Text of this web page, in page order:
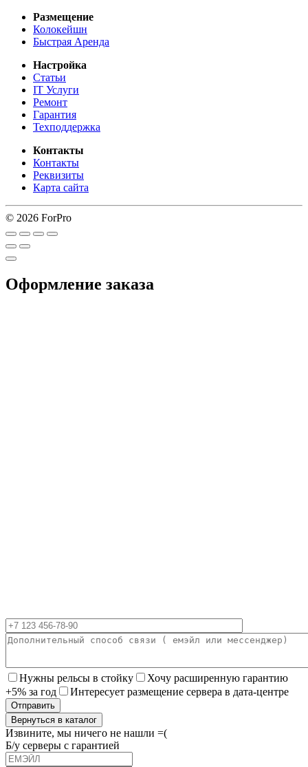
Размещение
Колокейшн
Быстрая Аренда
Настройка
Статьи
IT Услуги
Ремонт
Гарантия
Техподдержка
Контакты
Контакты
Реквизиты
Карта сайта
© 2026 ForPro
Оформление заказа
Нужны рельсы в стойку
Хочу расширенную гарантию
+5% за год
Интересует размещение сервера в дата-центре
Вернуться в каталог
Извините, мы ничего не нашли =(
Б/у серверы с гарантией